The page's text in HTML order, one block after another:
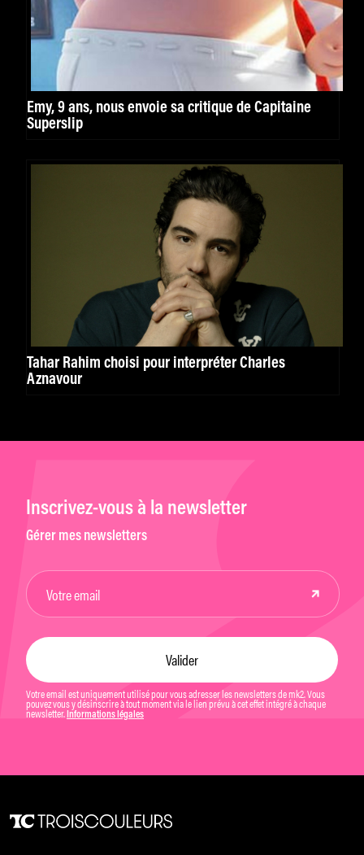
Emy, 9 ans, nous envoie sa critique de Capitaine
Superslip
Tahar Rahim choisi pour interpréter Charles
Aznavour
Inscrivez-vous à la newsletter
Gérer mes newsletters
Votre email est uniquement utilisé pour vous adresser les newsletters de mk2. Vous
pouvez vous y désinscrire à tout moment via le lien prévu à cet effet intégré à chaque
newsletter. Informations légales